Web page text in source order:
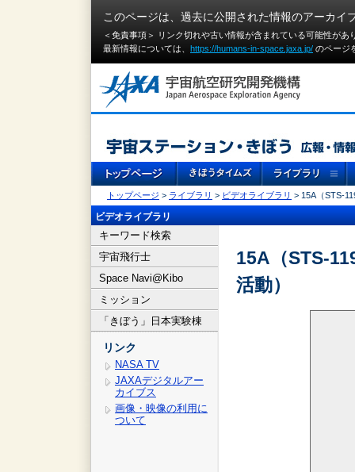
このページは、過去に公開された情報のアーカイ
＜免責事項＞ リンク切れや古い情報が含まれている可能性が
最新情報については、 https://humans-in-space.jaxa.jp/ のページ
トップページ > ライブラリ > ビデオライブラリ > 15A（STS-
ビデオライブラリ
キーワード検索
宇宙飛行士
Space Navi@Kibo
ミッション
「きぼう」日本実験棟
リンク
NASA TV
JAXAデジタルアー
カイブス
画像・映像の利用に
ついて
15A（STS-
活動）